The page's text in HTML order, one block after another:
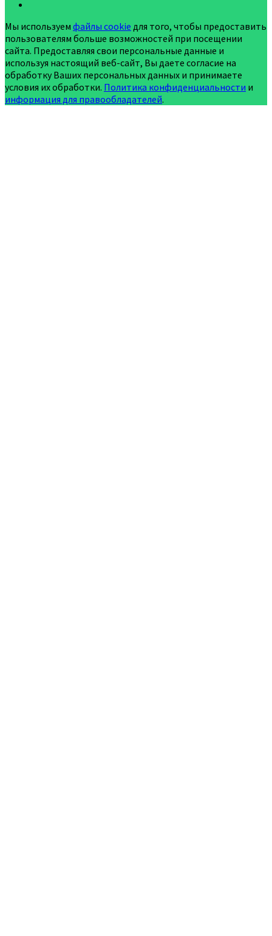
Мы используем файлы cookie для того, чтобы предоставить
пользователям больше возможностей при посещении
сайта. Предоставляя свои персональные данные и
используя настоящий веб-сайт, Вы даете согласие на
обработку Ваших персональных данных и принимаете
условия их обработки. Политика конфиденциальности и
информация для правообладателей.